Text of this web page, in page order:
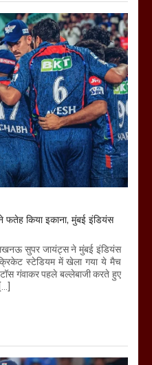
किया इकाना, मुंबई इंडियंस
सुपर जायंट्स ने मुंबई इंडियंस
स्टेडियम में खेला गया ये मैच
गंवाकर पहले बल्लेबाजी करते हुए